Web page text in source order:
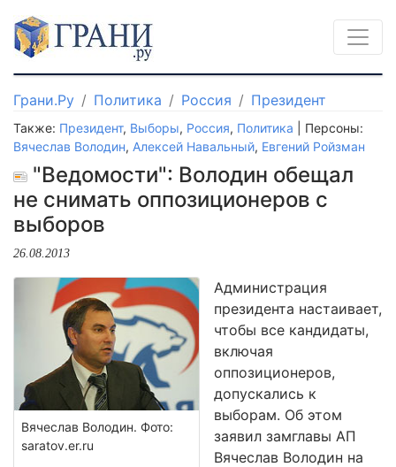
Грани.Ру Политика Россия Президент
Также: Президент, Выборы, Россия, Политика | Персоны:
Вячеслав Володин, Алексей Навальный, Евгений Ройзман
"Ведомости": Володин обещал
не снимать оппозиционеров с
выборов
26.08.2013
Вячеслав Володин. Фото:
saratov.er.ru
Администрация
президента настаивает,
чтобы все кандидаты,
включая
оппозиционеров,
допускались к
выборам. Об этом
заявил замглавы АП
Вячеслав Володин на